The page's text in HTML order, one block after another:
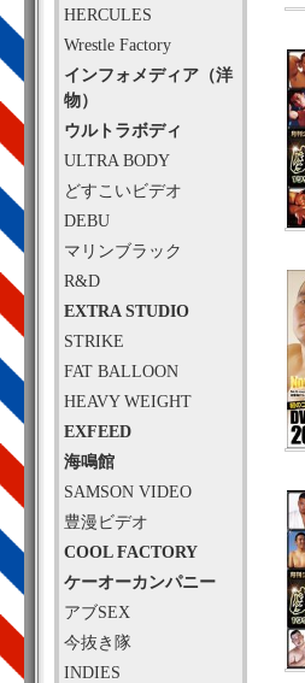
HERCULES
Wrestle Factory
インフォメディア（洋
物）
ウルトラボディ
ULTRA BODY
どすこいビデオ
DEBU
マリンブラック
R&D
EXTRA STUDIO
STRIKE
FAT BALLOON
HEAVY WEIGHT
EXFEED
海鳴館
SAMSON VIDEO
豊漫ビデオ
COOL FACTORY
ケーオーカンパニー
アブSEX
今抜き隊
INDIES